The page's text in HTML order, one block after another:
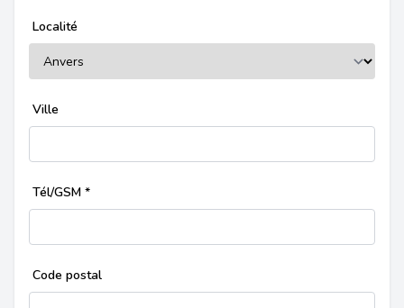
Localité
Ville
Tél/GSM *
Code postal